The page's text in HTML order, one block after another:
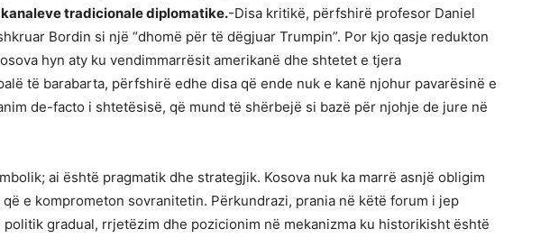
tradicionale diplomatike.-Disa kritikë, përfshirë profesor Daniel
Bordin si një “dhomë për të dëgjuar Trumpin”. Por kjo qasje redukton
hyn aty ku vendimmarrësit amerikanë dhe shtetet e tjera
të barabarta, përfshirë edhe disa që ende nuk e kanë njohur pavarësinë e
de-facto i shtetësisë, që mund të shërbejë si bazë për njohje de jure në
ai është pragmatik dhe strategjik. Kosova nuk ka marrë asnjë obligim
e komprometon sovranitetin. Përkundrazi, prania në këtë forum i jep
politik gradual, rrjetëzim dhe pozicionim në mekanizma ku historikisht është